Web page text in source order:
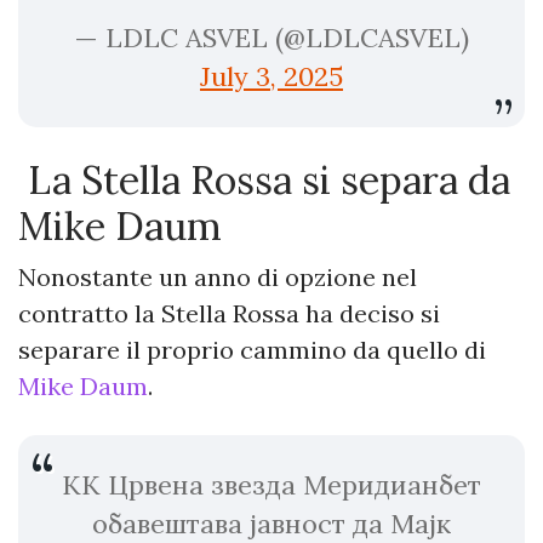
— LDLC ASVEL (@LDLCASVEL)
July 3, 2025
La Stella Rossa si separa da
Mike Daum
Nonostante un anno di opzione nel
contratto la Stella Rossa ha deciso si
separare il proprio cammino da quello di
Mike Daum.
КК Црвена звезда Меридианбет
обавештава јавност да Мајк